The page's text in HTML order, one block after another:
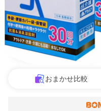
おまかせ比較